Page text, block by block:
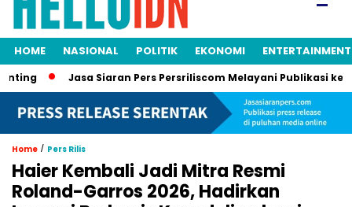
HOME NASIONAL POLITIK EKONOMI ENTERTAINMENT
Jasa Siaran Pers Persriliscom Melayani Publikasi ke Lebih
Home / Pers Rilis
Haier Kembali Jadi Mitra Resmi
Roland-Garros 2026, Hadirkan